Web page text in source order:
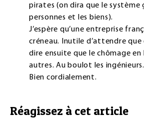
pirates (on dira que le système
personnes et les biens).
J’espère qu’une entreprise
créneau. Inutile d’attendre que
dire ensuite que le chômage en
autres. Au boulot les ingénieurs.
Bien cordialement.
Réagissez à cet article